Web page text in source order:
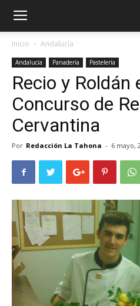
Inicio Andalucía
Andalucía Panadería Pastelería
Recio y Roldán
Concurso de
Cervantina
Por Redacción La Tahona - 6 mayo,